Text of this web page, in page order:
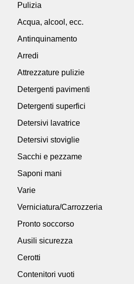
Pulizia
Acqua, alcool, ecc.
Antinquinamento
Arredi
Attrezzature pulizie
Detergenti pavimenti
Detergenti superfici
Detersivi lavatrice
Detersivi stoviglie
Sacchi e pezzame
Saponi mani
Varie
Verniciatura/Carrozzeria
Pronto soccorso
Ausili sicurezza
Cerotti
Contenitori vuoti